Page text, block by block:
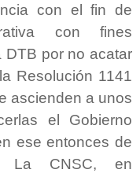
con el fin de
con fines
DTB por no acatar
Resolución 1141
ascienden a unos
el Gobierno
ese entonces de
La CNSC, en